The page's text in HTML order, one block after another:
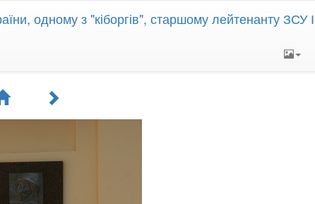
одному з "кіборгів", старшому лейтенанту ЗСУ